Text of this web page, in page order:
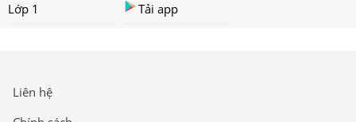
Lớp 1
Tải app
Liên hệ